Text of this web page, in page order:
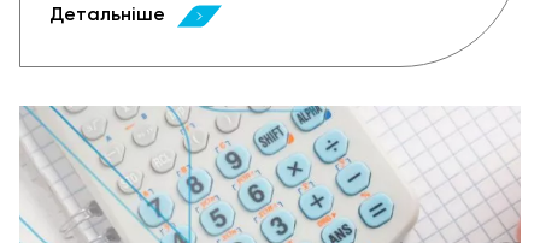
Детальніше